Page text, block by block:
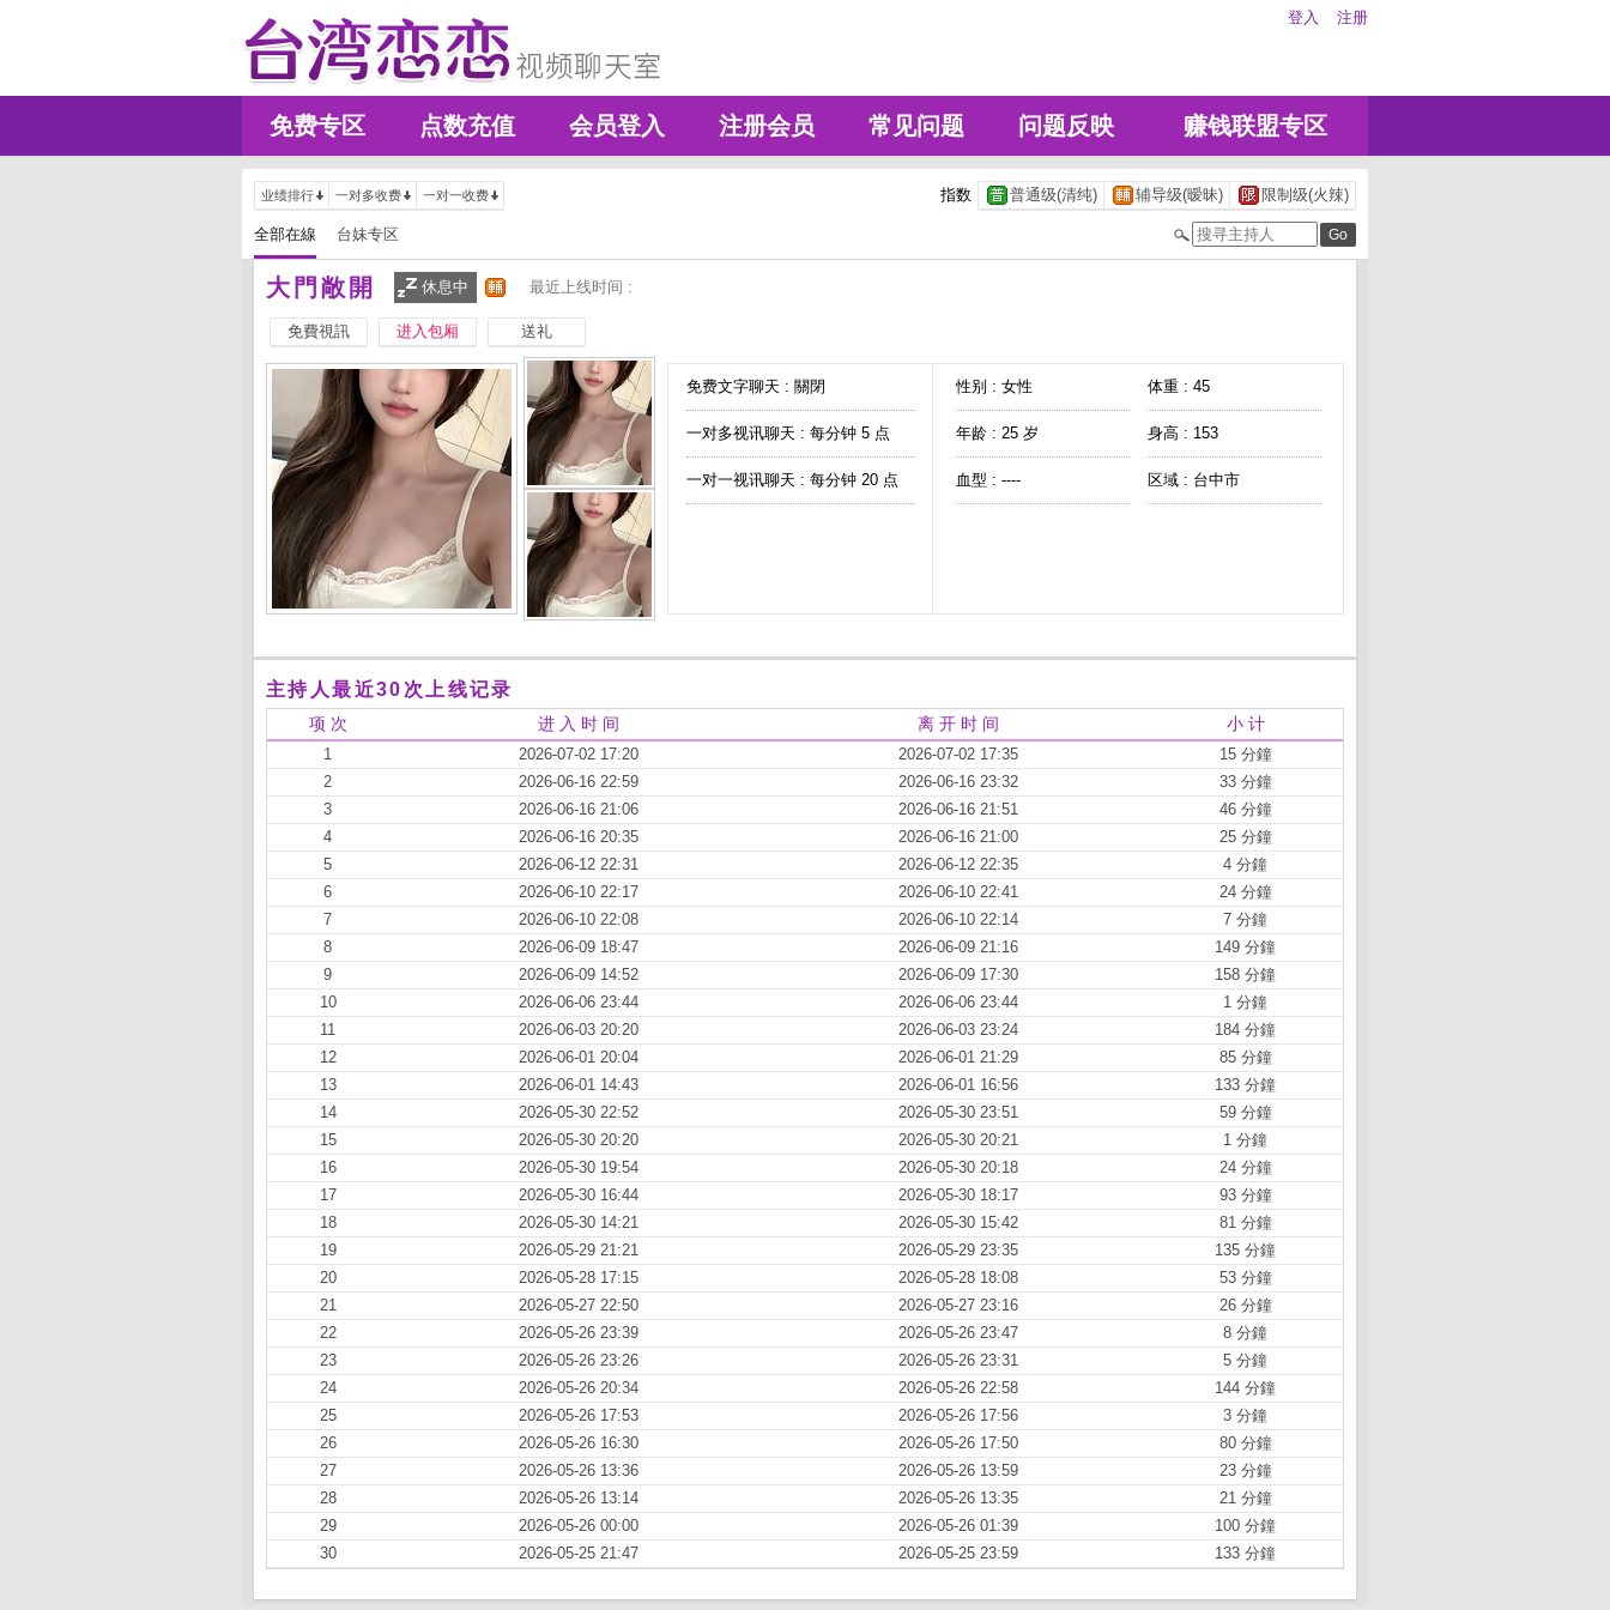
登入 注册
免费专区 点数充值 会员登入 注册会员 常见问题 问题反映 赚钱联盟专区
业绩排行 一对多收费 一对一收费 指数 普通级(清纯) 辅导级(暧昧) 限制级(火辣)
全部在線 台妹专区
大門敞開 休息中 最近上线时间 :
免費視訊 进入包厢 送礼
免费文字聊天 : 關閉
一对多视讯聊天 : 每分钟 5 点
一对一视讯聊天 : 每分钟 20 点
性别 : 女性 体重 : 45
年龄 : 25 岁 身高 : 153
血型 : ---- 区域 : 台中市
主持人最近30次上线记录
项 次 进 入 时 间 离 开 时 间 小 计
1 2026-07-02 17:20 2026-07-02 17:35
15 分鐘
2
2026-06-16 22:59 2026-06-16 23:32
33 分鐘
3
2026-06-16 21:06 2026-06-16 21:51
46 分鐘
4
2026-06-16 20:35 2026-06-16 21:00
25 分鐘
5
2026-06-12 22:31 2026-06-12 22:35
4 分鐘
6
2026-06-10 22:17 2026-06-10 22:41
24 分鐘
7
2026-06-10 22:08 2026-06-10 22:14
7 分鐘
8
2026-06-09 18:47 2026-06-09 21:16
149 分鐘
9
2026-06-09 14:52 2026-06-09 17:30
158 分鐘
10
2026-06-06 23:44 2026-06-06 23:44
1 分鐘
11
2026-06-03 20:20 2026-06-03 23:24
184 分鐘
12
2026-06-01 20:04 2026-06-01 21:29
85 分鐘
13
2026-06-01 14:43 2026-06-01 16:56
133 分鐘
14
2026-05-30 22:52 2026-05-30 23:51
59 分鐘
15
2026-05-30 20:20 2026-05-30 20:21
1 分鐘
16
2026-05-30 19:54 2026-05-30 20:18
24 分鐘
17
2026-05-30 16:44 2026-05-30 18:17
93 分鐘
18
2026-05-30 14:21 2026-05-30 15:42
81 分鐘
19
2026-05-29 21:21 2026-05-29 23:35
135 分鐘
20
2026-05-28 17:15 2026-05-28 18:08
53 分鐘
21
2026-05-27 22:50 2026-05-27 23:16
26 分鐘
22
2026-05-26 23:39 2026-05-26 23:47
8 分鐘
23
2026-05-26 23:26 2026-05-26 23:31
5 分鐘
24
2026-05-26 20:34 2026-05-26 22:58
144 分鐘
25
2026-05-26 17:53 2026-05-26 17:56
3 分鐘
26
2026-05-26 16:30 2026-05-26 17:50
80 分鐘
27
2026-05-26 13:36 2026-05-26 13:59
23 分鐘
28
2026-05-26 13:14 2026-05-26 13:35
21 分鐘
29
2026-05-26 00:00 2026-05-26 01:39
100 分鐘
30
2026-05-25 21:47 2026-05-25 23:59 133 分鐘